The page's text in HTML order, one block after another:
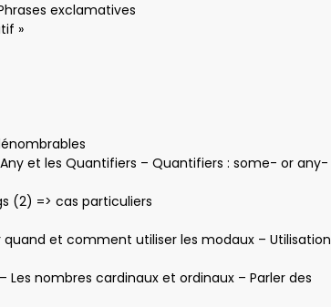
exclamatives
»
et les Quantifiers – Quantifiers : some- or any-
(2) => cas particuliers
et comment utiliser les modaux – Utilisation
Les nombres cardinaux et ordinaux – Parler des